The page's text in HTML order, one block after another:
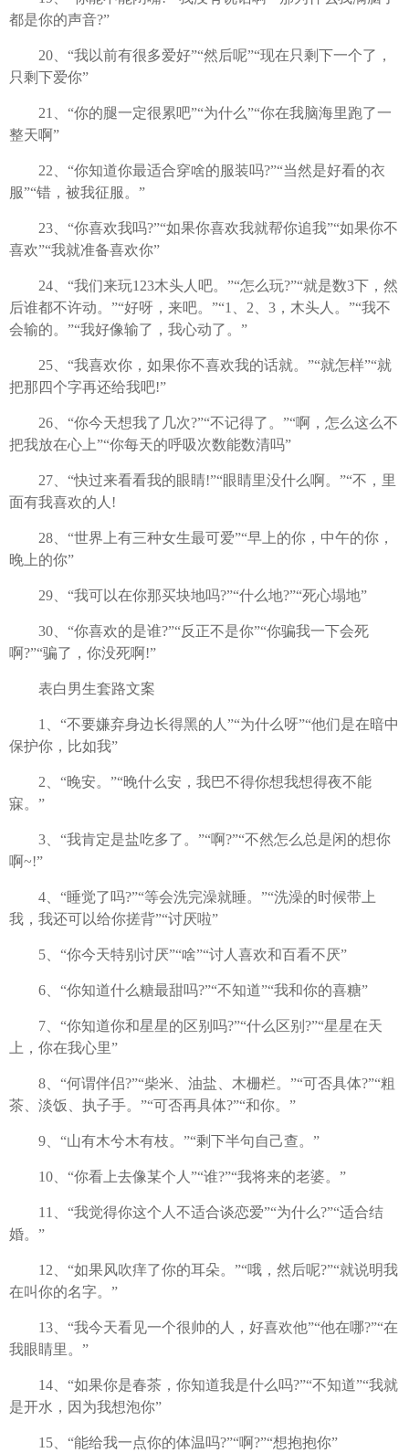
都是你的声音?”
20、“我以前有很多爱好”“然后呢”“现在只剩下一个了，
只剩下爱你”
21、“你的腿一定很累吧”“为什么”“你在我脑海里跑了一
整天啊”
22、“你知道你最适合穿啥的服装吗?”“当然是好看的衣
服”“错，被我征服。”
23、“你喜欢我吗?”“如果你喜欢我就帮你追我”“如果你不
喜欢”“我就准备喜欢你”
24、“我们来玩123木头人吧。”“怎么玩?”“就是数3下，然
后谁都不许动。”“好呀，来吧。”“1、2、3，木头人。”“我不
会输的。”“我好像输了，我心动了。”
25、“我喜欢你，如果你不喜欢我的话就。”“就怎样”“就
把那四个字再还给我吧!”
26、“你今天想我了几次?”“不记得了。”“啊，怎么这么不
把我放在心上”“你每天的呼吸次数能数清吗”
27、“快过来看看我的眼睛!”“眼睛里没什么啊。”“不，里
面有我喜欢的人!
28、“世界上有三种女生最可爱”“早上的你，中午的你，
晚上的你”
29、“我可以在你那买块地吗?”“什么地?”“死心塌地”
30、“你喜欢的是谁?”“反正不是你”“你骗我一下会死
啊?”“骗了，你没死啊!”
表白男生套路文案
1、“不要嫌弃身边长得黑的人”“为什么呀”“他们是在暗中
保护你，比如我”
2、“晚安。”“晚什么安，我巴不得你想我想得夜不能
寐。”
3、“我肯定是盐吃多了。”“啊?”“不然怎么总是闲的想你
啊~!”
4、“睡觉了吗?”“等会洗完澡就睡。”“洗澡的时候带上
我，我还可以给你搓背”“讨厌啦”
5、“你今天特别讨厌”“啥”“讨人喜欢和百看不厌”
6、“你知道什么糖最甜吗?”“不知道”“我和你的喜糖”
7、“你知道你和星星的区别吗?”“什么区别?”“星星在天
上，你在我心里”
8、“何谓伴侣?”“柴米、油盐、木栅栏。”“可否具体?”“粗
茶、淡饭、执子手。”“可否再具体?”“和你。”
9、“山有木兮木有枝。”“剩下半句自己查。”
10、“你看上去像某个人”“谁?”“我将来的老婆。”
11、“我觉得你这个人不适合谈恋爱”“为什么?”“适合结
婚。”
12、“如果风吹痒了你的耳朵。”“哦，然后呢?”“就说明我
在叫你的名字。”
13、“我今天看见一个很帅的人，好喜欢他”“他在哪?”“在
我眼睛里。”
14、“如果你是春茶，你知道我是什么吗?”“不知道”“我就
是开水，因为我想泡你”
15、“能给我一点你的体温吗?”“啊?”“想抱抱你”